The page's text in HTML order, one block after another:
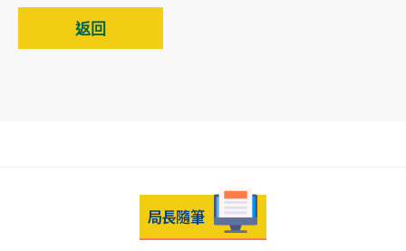
返回